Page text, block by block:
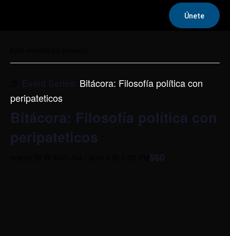
Únete
Event Series: Bitácora: Filosofía política con
peripateticos
Bitácora: Filosofía política con
peripateticos
$60